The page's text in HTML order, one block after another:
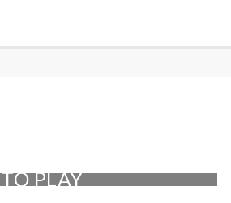
TO PLAY